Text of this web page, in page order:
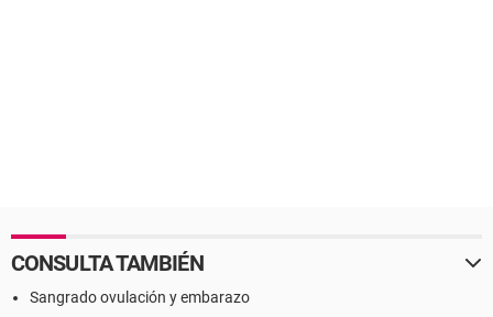
CONSULTA TAMBIÉN
Sangrado ovulación y embarazo